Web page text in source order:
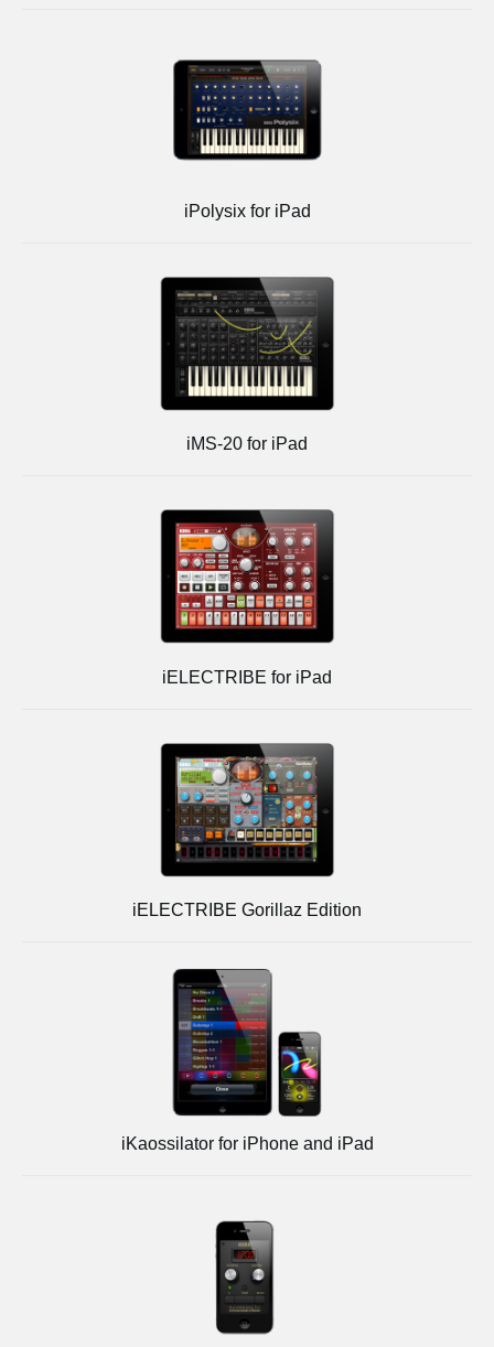
iPolysix for iPad
iMS-20 for iPad
iELECTRIBE for iPad
iELECTRIBE Gorillaz Edition
iKaossilator for iPhone and iPad